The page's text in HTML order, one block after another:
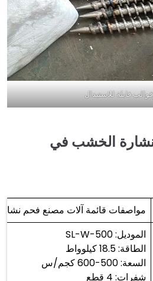
قابلة للاستبدال
الخشب في
مواصفات قائمة آلات مصنع فحم
الموديل: SL-W-500
الطاقة: 18.5 كيلوواط
السعة: 500-600 كجم/س
شفرات: 4 قطع